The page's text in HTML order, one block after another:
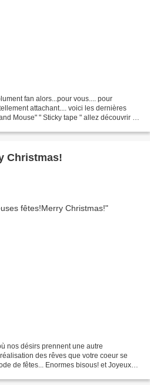
fan alors...pour vous.... pour
attachant.... voici les dernières
Mouse" " Sticky tape " allez découvrir le
Christmas!
nos désirs prennent une autre
des rêves que votre coeur se
de fêtes... Enormes bisous! et Joyeux